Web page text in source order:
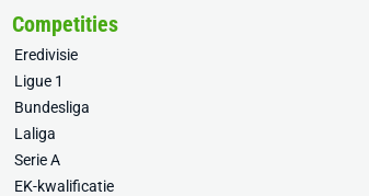
Competities
Eredivisie
Ligue 1
Bundesliga
Laliga
Serie A
EK-kwalificatie